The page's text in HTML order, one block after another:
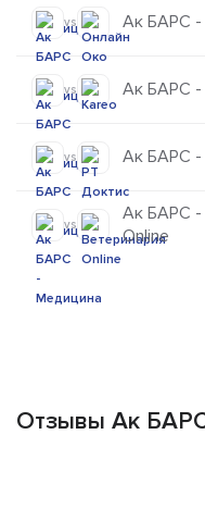
vs Ак
vs Ак
vs Ак
vs
Ак БАРС - Медицина с Ветеринария
Online
Отзывы Ак